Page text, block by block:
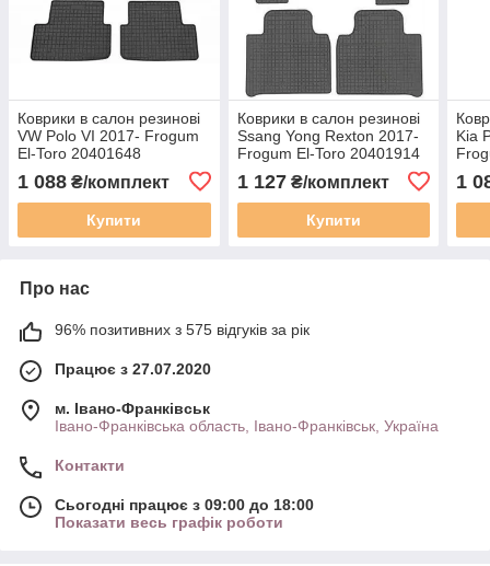
Коврики в салон резинові
VW Polo VI 2017- Frogum
El-Toro 20401648
1 088 ₴/комплект
Купити
Коврики в салон резинові
Ssang Yong Rexton 2017-
Frogum El-Toro 20401914
1 127₴/комплект
Купити
Kia
1
Про нас
96% позитивних з 575 відгуків за рік
Працює з 27.07.2020
м. Івано-Франківськ
Івано-Франківська область, Івано-Франківськ, Україна
Контакти
Сьогодні працює з 09:00 до 18:00
Показати весь графік роботи